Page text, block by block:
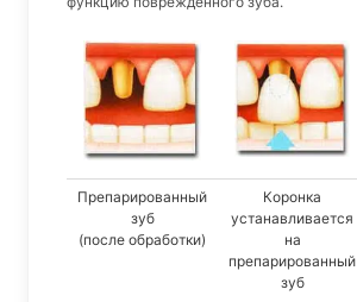
Препарированный
зуб
(после обработки)
Коронка
устанавливается
на
препарированный
зуб